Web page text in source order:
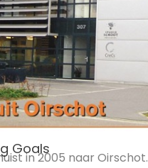
Goals
in 2005 naar Oirschot.